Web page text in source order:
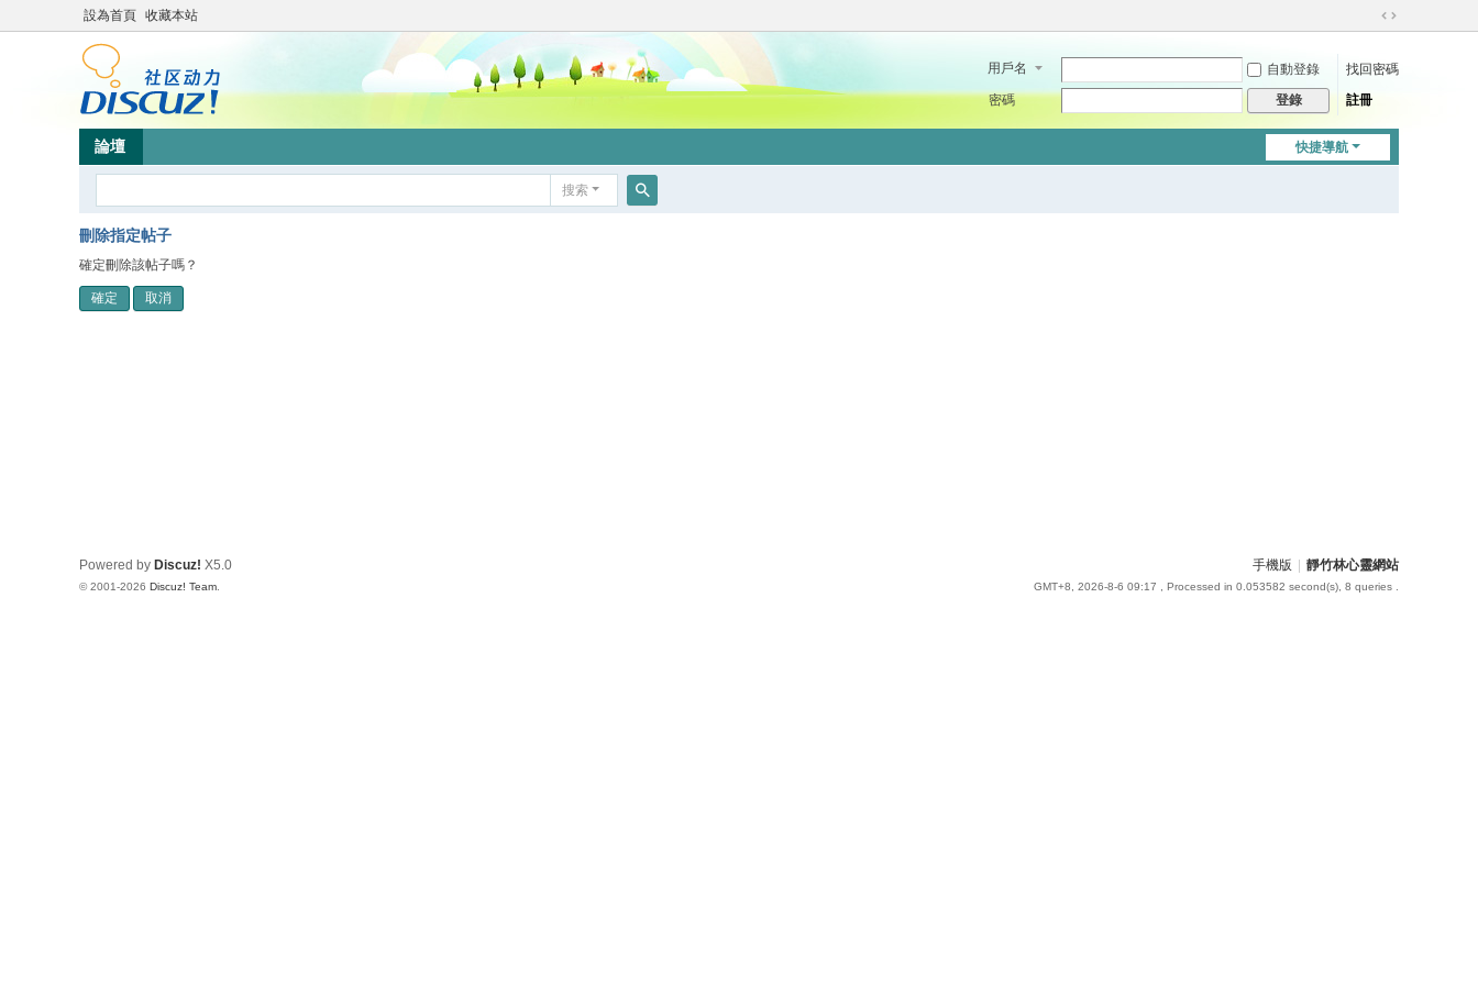
設為首頁 收藏本站
切
到
用戶名 自動登錄
找回密碼
密碼
登錄 註冊
快捷導航
論壇
搜索
刪除指定帖子
確定刪除該帖子嗎？
確定 取消
手機版 靜竹林心靈網站
GMT+8, 2026-8-6 09:17 , Processed in 0.053582 second(s), 8 queries .
Powered by Discuz! X5.0
© 2001-2026 Discuz! Team